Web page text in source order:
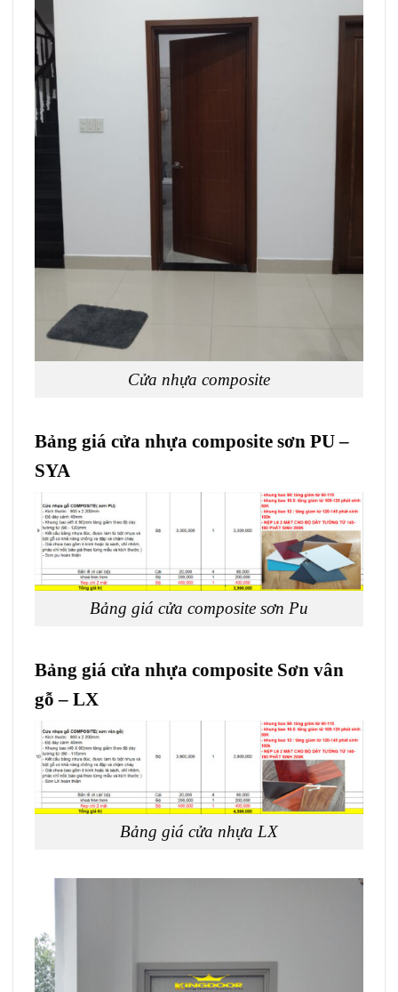
Cửa nhựa composite
Bảng giá cửa nhựa composite sơn PU –
SYA
Bảng giá cửa composite sơn Pu
Bảng giá cửa nhựa composite Sơn vân
gỗ – LX
Bảng giá cửa nhựa LX